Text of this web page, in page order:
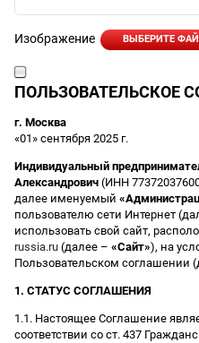
Изображение ВЫБЕРИТЕ
ПОЛЬЗОВАТЕЛЬСКОЕ
г. Москва
«01» сентября 2025 г.
Индивидуальный
Александрович (ИНН
далее именуемый
пользователю сети Интернет
использовать свой сайт,
russia.ru (далее – «Сайт»), на
Пользовательском соглашении
1. СТАТУС СОГЛАШЕНИЯ
1.1. Настоящее Соглашение
соответствии со ст. 437